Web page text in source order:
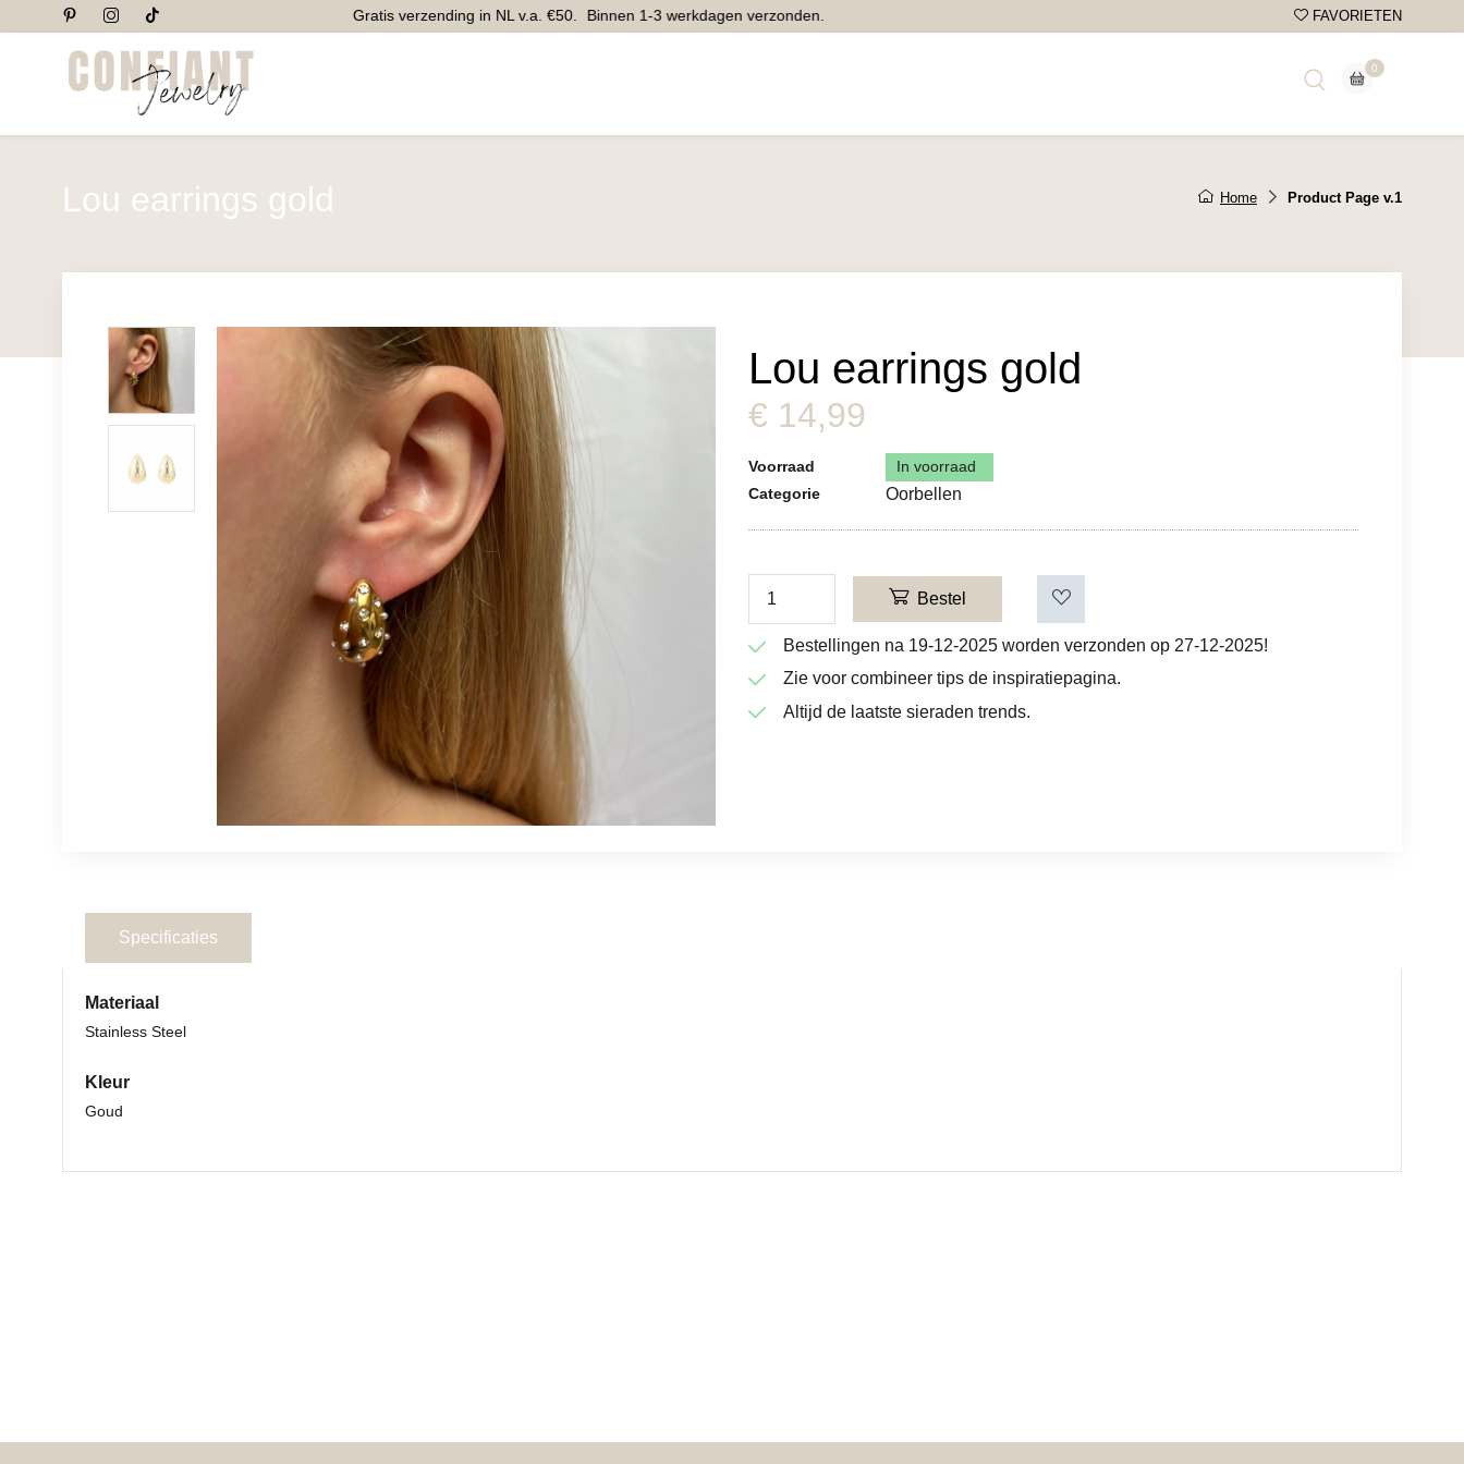
Gratis verzending in NL v.a. €50. Binnen 1-3 werkdagen verzonden. FAVORIETEN
0
Home Product Page v.1
Lou earrings gold
Lou earrings gold
€ 14,99
Voorraad
In voorraad
Categorie
Oorbellen
Bestel
Bestellingen na 19-12-2025 worden verzonden op 27-12-2025!
Zie voor combineer tips de inspiratiepagina.
Altijd de laatste sieraden trends.
Specificaties
Materiaal
Stainless Steel
Kleur
Goud